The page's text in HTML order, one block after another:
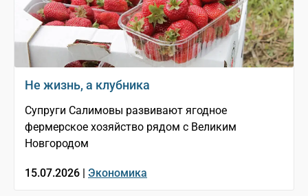
Не жизнь, а клубника
Супруги Салимовы развивают ягодное
фермерское хозяйство рядом с Великим
Новгородом
15.07.2026 | Экономика